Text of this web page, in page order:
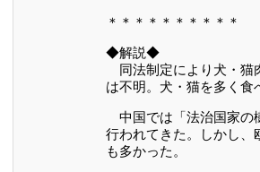
＊＊＊＊＊＊＊＊＊＊
◆解説◆
同法制定により犬・猫
は不明。犬・猫を多く食
中国では「法治国家の
行われてきた。しかし、
も多かった。